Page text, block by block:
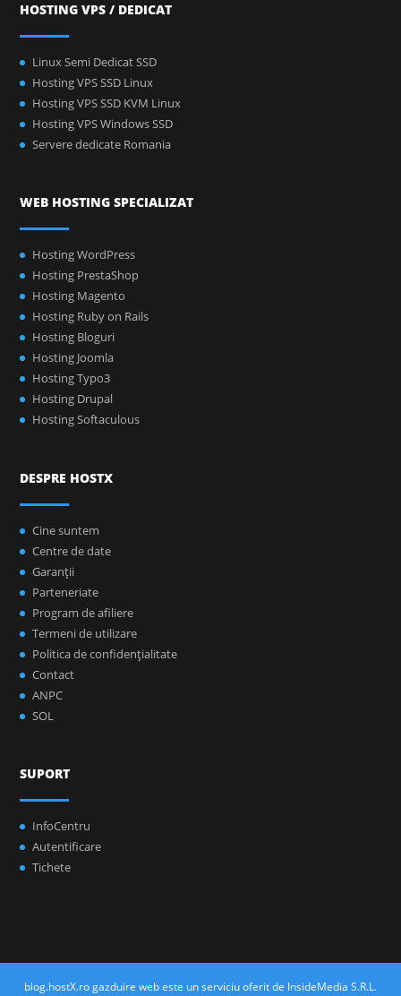
HOSTING VPS / DEDICAT
Linux Semi Dedicat SSD
Hosting VPS SSD Linux
Hosting VPS SSD KVM Linux
Hosting VPS Windows SSD
Servere dedicate Romania
WEB HOSTING SPECIALIZAT
Hosting WordPress
Hosting PrestaShop
Hosting Magento
Hosting Ruby on Rails
Hosting Bloguri
Hosting Joomla
Hosting Typo3
Hosting Drupal
Hosting Softaculous
DESPRE HOSTX
Cine suntem
Centre de date
Garanţii
Parteneriate
Program de afiliere
Termeni de utilizare
Politica de confidenţialitate
Contact
ANPC
SOL
SUPORT
InfoCentru
Autentificare
Tichete
blog.hostX.ro gazduire web este un serviciu oferit de InsideMedia S.R.L.